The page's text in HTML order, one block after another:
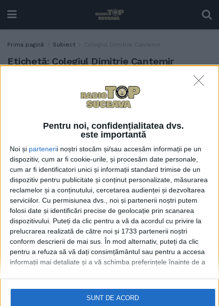
Pentru noi, confidențialitatea dvs.
este importantă
Noi și partenerii noștri stocăm și/sau accesăm informații pe un
dispozitiv, cum ar fi cookie-urile, și procesăm date personale,
cum ar fi identificatori unici și informații standard trimise de un
dispozitiv pentru publicitate și conținut personalizate, măsurarea
reclamelor și a conținutului, cercetarea audienței și dezvoltarea
serviciilor. Cu permisiunea dvs., noi și partenerii noștri putem
folosi date și identificări precise de geolocație prin scanarea
dispozitivului. Puteți da clic pentru a vă da acordul cu privire la
prelucrarea realizată de către noi și 1733 partenerii noștri
conform descrierii de mai sus. În mod alternativ, puteți da clic
pentru a refuza să vă dați consimțământul sau pentru a accesa
informații mai detaliate și a vă schimba preferințele înainte de a
SUNT DE ACORD
Prima pagină Subiect Colegiul Dimitrie Cantemir
Etichetă: Colegiul Dimitrie Cantemir
Alianța Franceză: Poeme
franceze celebre, recitate
de elevi de la ”Cantemir”
© 2020 Radio TOP Suceava 104 FM